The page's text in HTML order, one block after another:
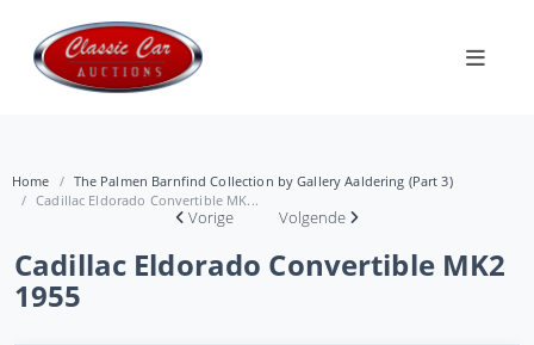
Home
The Palmen Barnfind Collection by Gallery Aaldering (Part 3)
Cadillac Eldorado Convertible MK...
Vorige Volgende
Cadillac Eldorado Convertible MK2
1955